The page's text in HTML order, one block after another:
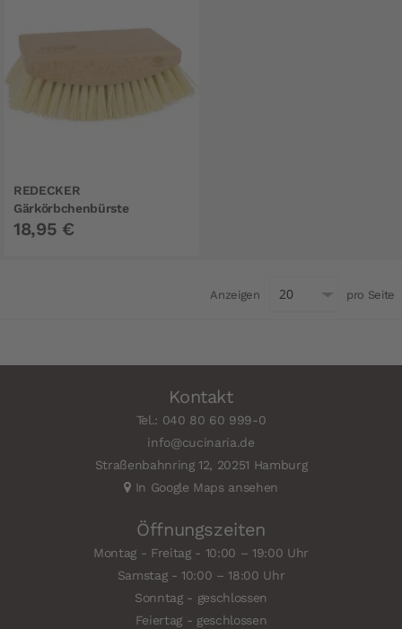
REDECKER
Gärkörbchenbürste
18,95 €
Anzeigen pro Seite
Kontakt
Tel.: 040 80 60 999-0
info@cucinaria.de
Straßenbahnring 12, 20251 Hamburg
In Google Maps ansehen
Öffnungszeiten
Montag - Freitag - 10:00 – 19:00 Uhr
Samstag - 10:00 – 18:00 Uhr
Sonntag - geschlossen
Feiertag - geschlossen